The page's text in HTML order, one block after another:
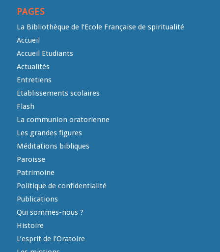
PAGES
La Bibliothèque de l’Ecole Française de spiritualité
Accueil
Accueil Etudiants
Actualités
Entretiens
Etablissements scolaires
Flash
La communion oratorienne
Les grandes figures
Méditations bibliques
Paroisse
Patrimoine
Politique de confidentialité
Publications
Qui sommes-nous ?
Histoire
L’esprit de l’Oratoire